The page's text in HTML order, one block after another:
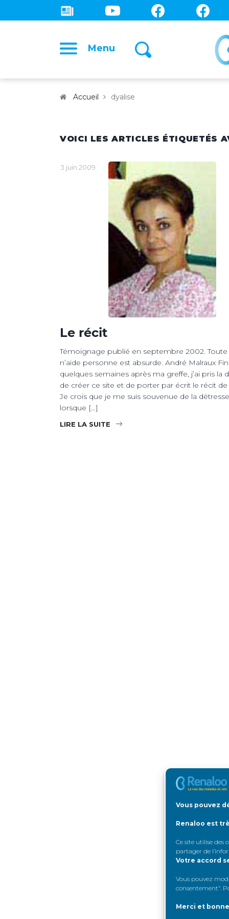
Vous pouvez
Renaloo est
Ce site utilise des
partager de
Votre accord
Vous pouvez
consentement".
Merci et
Menu
Accueil dyalise
VOICI LES ARTICLES ÉTIQUETÉS
3 juin 2009
Le récit
Témoignage publié en septembre 2002.
n’aide personne est absurde. André Malraux
quelques semaines après ma greffe, j’ai pris la
de créer ce site et de porter par écrit le récit
Je crois que je me suis souvenue de la
lorsque […]
LIRE LA SUITE